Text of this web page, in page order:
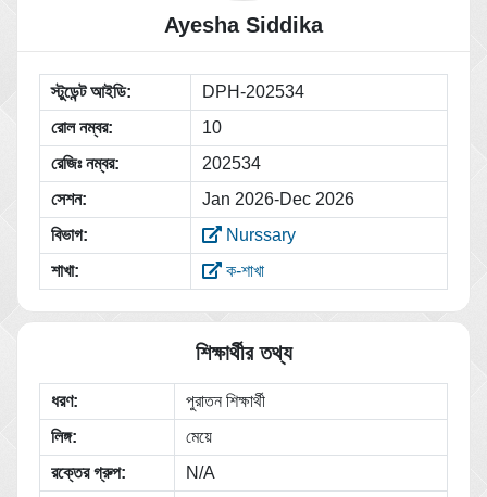
Ayesha Siddika
স্টুডেন্ট আইডি:
DPH-202534
রোল নম্বর:
10
রেজিঃ নম্বর:
202534
সেশন:
Jan 2026-Dec 2026
বিভাগ:
Nurssary
শাখা:
ক-শাখা
শিক্ষার্থীর তথ্য
ধরণ:
পুরাতন শিক্ষার্থী
লিঙ্গ:
মেয়ে
রক্তের গ্রুপ:
N/A